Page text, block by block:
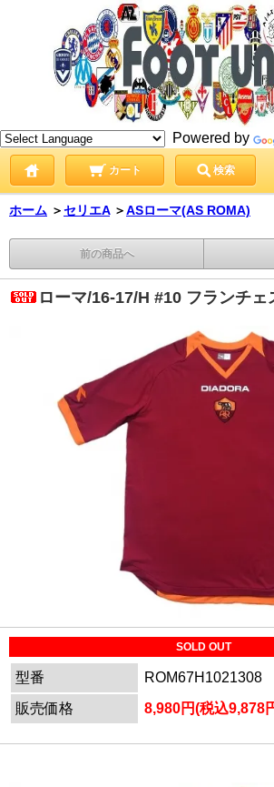
Powered by
カート 検索
ホーム ＞セリエA ＞ASローマ(AS ROMA)
前の商品へ
ローマ/16-17/H #10 フランチェ
SOLD OUT
型番
ROM67H1021308
販売価格
8,980円(税込9,878